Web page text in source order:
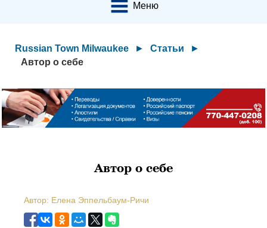
Меню
Russian Town Milwaukee ► Статьи
►
Автор о себе
Автор о себе
Автор: Елена Эппельбаум-Ричи